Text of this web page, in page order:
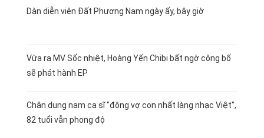
Dàn diễn viên Đất Phương Nam ngày ấy, bây giờ
Vừa ra MV Sốc nhiệt, Hoàng Yến Chibi bất ngờ công bố
sẽ phát hành EP
Chân dung nam ca sĩ "đông vợ con nhất làng nhạc Việt",
82 tuổi vẫn phong độ